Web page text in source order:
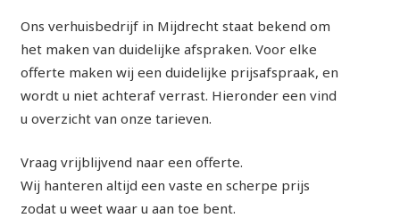
Ons verhuisbedrijf in Mijdrecht staat bekend om
het maken van duidelijke afspraken. Voor elke
offerte maken wij een duidelijke prijsafspraak, en
wordt u niet achteraf verrast. Hieronder een vind
u overzicht van onze tarieven.
Vraag vrijblijvend naar een offerte.
Wij hanteren altijd een vaste en scherpe prijs
zodat u weet waar u aan toe bent.